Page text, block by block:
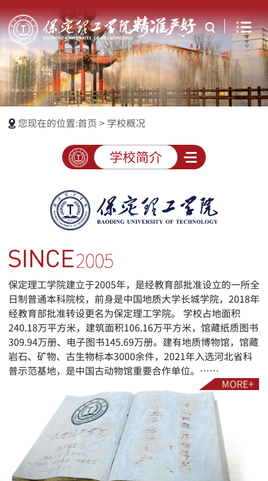
您现在的位置:首页 > 学校概况
学校简介
保定理工学院建立于2005年，是经教育部批准设立的一所全
日制普通本科院校，前身是中国地质大学长城学院，2018年
经教育部批准转设更名为保定理工学院。 学校占地面积
240.18万平方米，建筑面积106.16万平方米，馆藏纸质图书
309.94万册、电子图书145.69万册。建有地质博物馆，馆藏
岩石、矿物、古生物标本3000余件，2021年入选河北省科
普示范基地，是中国古动物馆重要合作单位。……